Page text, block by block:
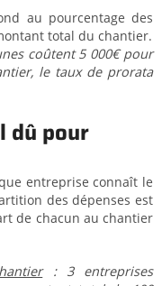
au pourcentage des
total du chantier.
coûtent 5 000€ pour
le taux de prorata
dû pour
entreprise connaît le
des dépenses est
de chacun au chantier
: 3 entreprises